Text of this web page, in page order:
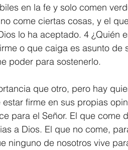
23/Salmo 23 2 Peter/2 Pedro
en la fe y solo comen
come ciertas cosas, y el
lo ha aceptado. 4 ¿Quién
o que caiga es asunto de
poder para sostenerlo.
que otro, pero hay
firme en sus propias
para el Señor. El que come
a Dios. El que no come,
ninguno de nosotros vive